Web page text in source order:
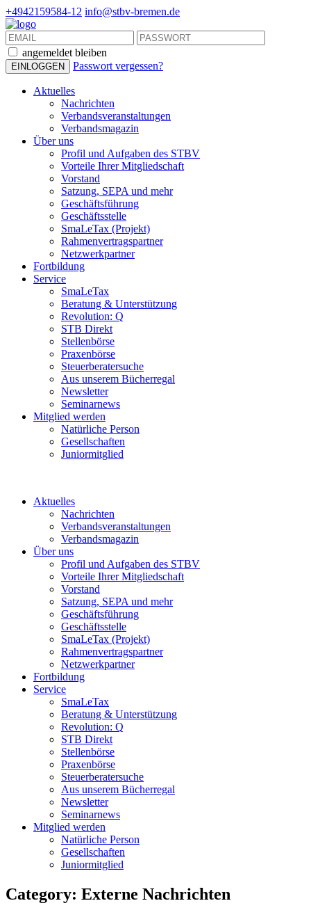
+4942159584-12 info@stbv-bremen.de
angemeldet bleiben
Passwort vergessen?
Aktuelles
Nachrichten
Verbandsveranstaltungen
Verbandsmagazin
Über uns
Profil und Aufgaben des STBV
Vorteile Ihrer Mitgliedschaft
Vorstand
Satzung, SEPA und mehr
Geschäftsführung
Geschäftsstelle
SmaLeTax (Projekt)
Rahmenvertragspartner
Netzwerkpartner
Fortbildung
Service
SmaLeTax
Beratung & Unterstützung
Revolution: Q
STB Direkt
Stellenbörse
Praxenbörse
Steuerberatersuche
Aus unserem Bücherregal
Newsletter
Seminarnews
Mitglied werden
Natürliche Person
Gesellschaften
Juniormitglied
Aktuelles
Nachrichten
Verbandsveranstaltungen
Verbandsmagazin
Über uns
Profil und Aufgaben des STBV
Vorteile Ihrer Mitgliedschaft
Vorstand
Satzung, SEPA und mehr
Geschäftsführung
Geschäftsstelle
SmaLeTax (Projekt)
Rahmenvertragspartner
Netzwerkpartner
Fortbildung
Service
SmaLeTax
Beratung & Unterstützung
Revolution: Q
STB Direkt
Stellenbörse
Praxenbörse
Steuerberatersuche
Aus unserem Bücherregal
Newsletter
Seminarnews
Mitglied werden
Natürliche Person
Gesellschaften
Juniormitglied
Category: Externe Nachrichten